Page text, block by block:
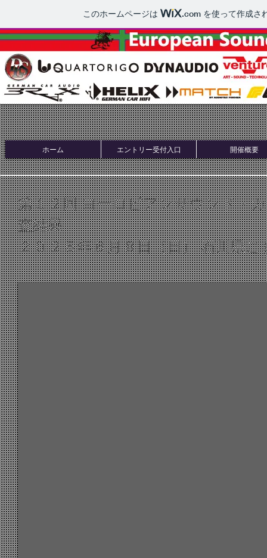
このホームページは .comを使って作成さ
ホーム エントリー受付入口 開催概要
第１２回 ヨーロピアンサウンド・
査結果
２０２５年６月８日（日） 石川県